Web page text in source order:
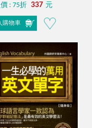
: 75折 337 元
購物車